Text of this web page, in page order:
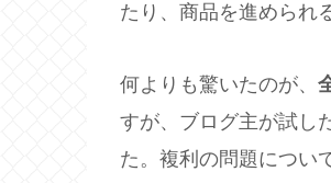
たり、商品を進められ
何よりも驚いたのが、
すが、ブログ主が試し
た。複利の問題につい